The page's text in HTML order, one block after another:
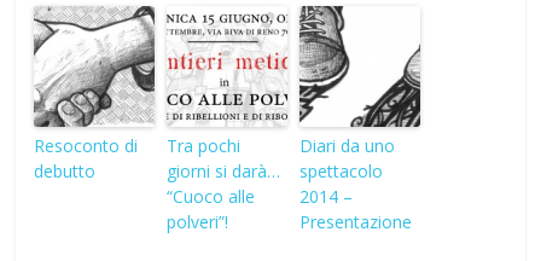
Resoconto di
debutto
Tra pochi
giorni si darà…
“Cuoco alle
polveri”!
Diari da uno
spettacolo
2014 –
Presentazione